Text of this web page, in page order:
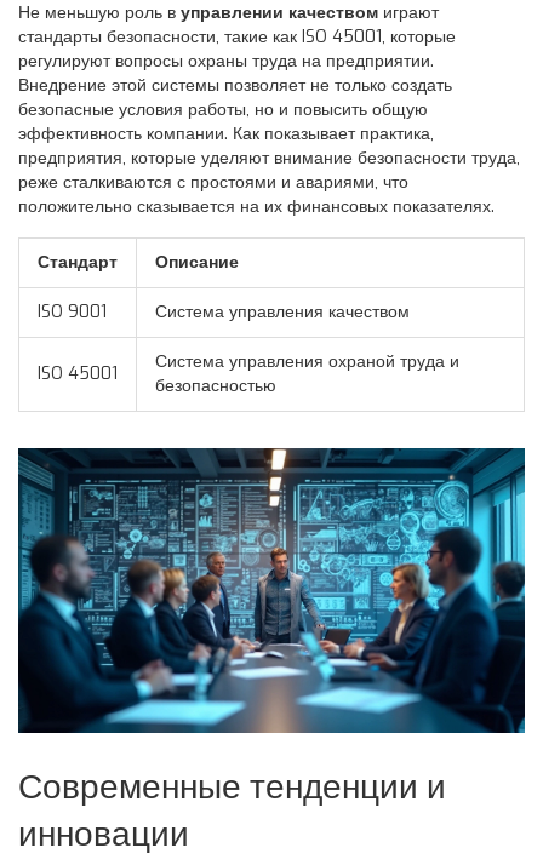
Не меньшую роль в управлении качеством играют
стандарты безопасности, такие как ISO 45001, которые
регулируют вопросы охраны труда на предприятии.
Внедрение этой системы позволяет не только создать
безопасные условия работы, но и повысить общую
эффективность компании. Как показывает практика,
предприятия, которые уделяют внимание безопасности труда,
реже сталкиваются с простоями и авариями, что
положительно сказывается на их финансовых показателях.
Стандарт Описание
ISO 9001 Система управления качеством
ISO 45001
Система управления охраной труда и
безопасностью
Современные тенденции и
инновации